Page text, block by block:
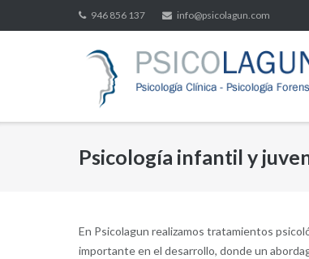
al
946 856 137 info@psicolagun.com
Psicología infantil y
En Psicolagun realizamos tratamientos
importante en el desarrollo, donde un